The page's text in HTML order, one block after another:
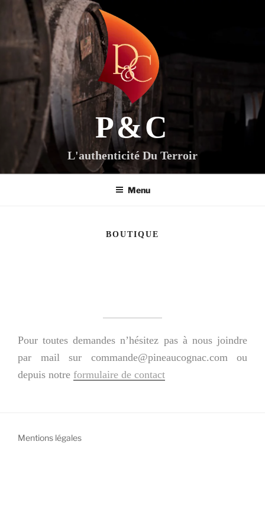
contenu
principal
P&C
L'authenticité Du Terroir
Menu
BOUTIQUE
Pour toutes demandes n’hésitez pas à nous joindre
par mail sur
moc.c
angoc
uaeni
p@edn
ammoc
ou
depuis notre formulaire de contact
Mentions légales